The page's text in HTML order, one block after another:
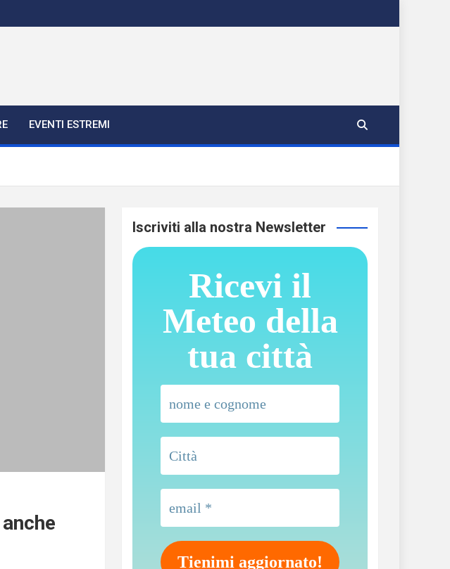
EVENTI ESTREMI
Iscriviti alla nostra Newsletter
Ricevi il
Meteo della
tua città